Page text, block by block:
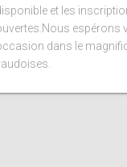
et les
espérons
dans le